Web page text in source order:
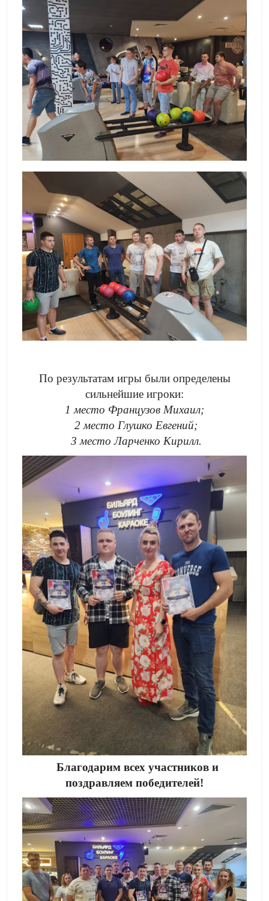
По результатам игры были определены
сильнейшие игроки:
1 место Французов Михаил;
2 место Глушко Евгений;
3 место Ларченко Кирилл.
Благодарим всех участников и
поздравляем победителей!